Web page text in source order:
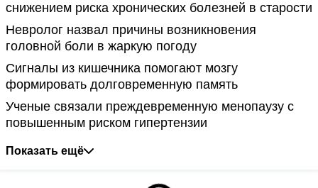
снижением риска хронических болезней в старости
Невролог назвал причины возникновения
головной боли в жаркую погоду
Сигналы из кишечника помогают мозгу
формировать долговременную память
Ученые связали преждевременную менопаузу с
повышенным риском гипертензии
Показать ещё